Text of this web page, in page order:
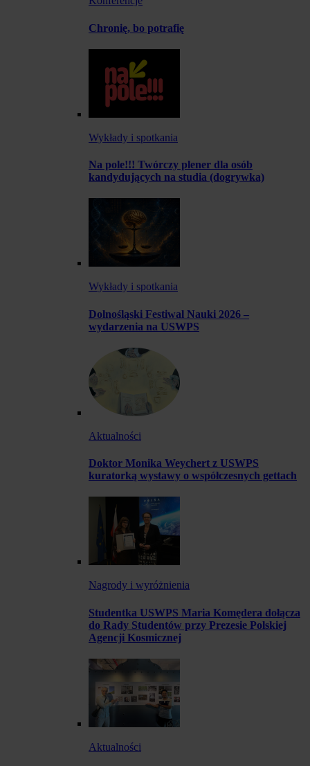
Chronię, bo potrafię
Wykłady i spotkania
Na pole!!! Twórczy plener dla osób
kandydujących na studia (dogrywka)
Wykłady i spotkania
Dolnośląski Festiwal Nauki 2026 –
wydarzenia na USWPS
Aktualności
Doktor Monika Weychert z USWPS
kuratorką wystawy o współczesnych gettach
Nagrody i wyróżnienia
Studentka USWPS Maria Komędera dołącza
do Rady Studentów przy Prezesie Polskiej
Agencji Kosmicznej
Aktualności